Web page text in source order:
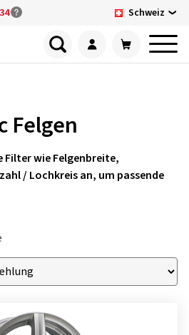
Schweiz
Felgen
Filter wie Felgenbreite,
/ Lochkreis an, um passende